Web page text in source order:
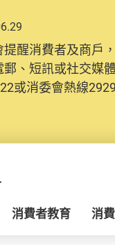
提醒消費者及商戶
郵、短訊或社交媒
或消委會熱線
消費者教育 消